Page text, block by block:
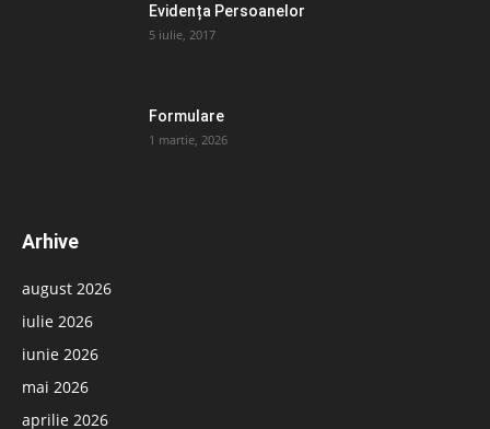
Evidența Persoanelor
5 iulie, 2017
Formulare
1 martie, 2026
Arhive
august 2026
iulie 2026
iunie 2026
mai 2026
aprilie 2026